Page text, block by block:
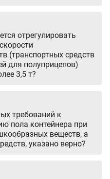
отрегулировать
(транспортных средств
для полуприцепов)
3,5 т?
требований к
пола контейнера при
веществ, а
указано верно?